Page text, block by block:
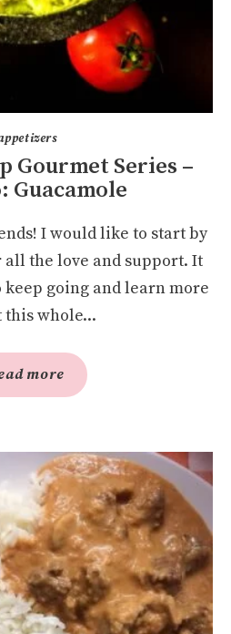
Gourmet Series –
Guacamole
I would like to start by
the love and support. It
going and learn more
this whole...
more